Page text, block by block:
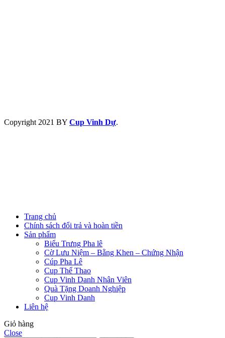
Copyright 2021 BY Cup Vinh Dự.
Trang chủ
Chính sách đổi trả và hoàn tiền
Sản phẩm
Biểu Trưng Pha lê
Cờ Lưu Niệm – Bằng Khen – Chứng Nhận
Cúp Pha Lê
Cup Thể Thao
Cup Vinh Danh Nhân Viên
Quà Tặng Doanh Nghiệp
Cup Vinh Danh
Liên hệ
Giỏ hàng
Close